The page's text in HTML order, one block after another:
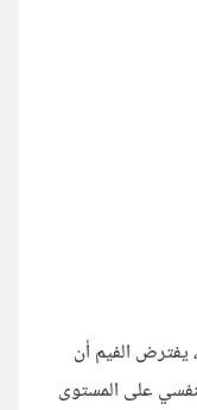
يفترض الفيم أن
على المستوى